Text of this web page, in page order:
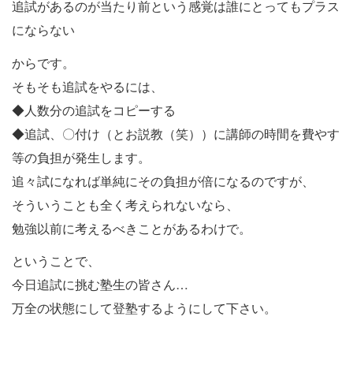
追試があるのが当たり前という感覚は誰にとってもプラス
にならない
からです。
そもそも追試をやるには、
◆人数分の追試をコピーする
◆追試、〇付け（とお説教（笑））に講師の時間を費やす
等の負担が発生します。
追々試になれば単純にその負担が倍になるのですが、
そういうことも全く考えられないなら、
勉強以前に考えるべきことがあるわけで。
ということで、
今日追試に挑む塾生の皆さん…
万全の状態にして登塾するようにして下さい。